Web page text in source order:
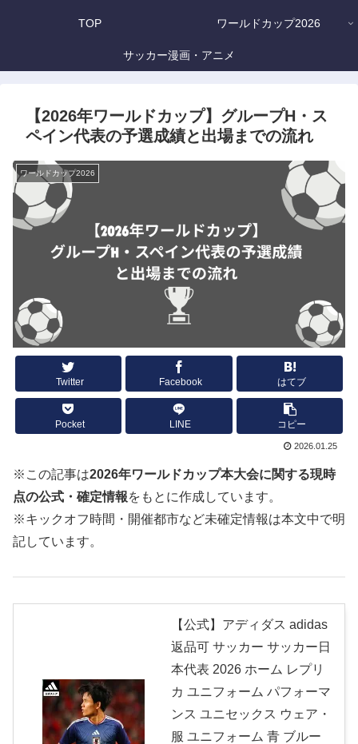
TOP ワールドカップ2026
サッカー漫画・アニメ
【2026年ワールドカップ】グループH・ス
ペイン代表の予選成績と出場までの流れ
ワールドカップ2026
Twitter Facebook はてブ
Pocket LINE コピー
2026.01.25
※この記事は2026年ワールドカップ本大会に関する現時
点の公式・確定情報をもとに作成しています。
※キックオフ時間・開催都市など未確定情報は本文中で明
記しています。
【公式】アディダス adidas
返品可 サッカー サッカー日
本代表 2026 ホーム レプリ
カ ユニフォーム パフォーマ
ンス ユニセックス ウェア・
服 ユニフォーム 青 ブルー